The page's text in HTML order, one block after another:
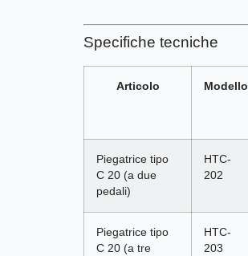
Specifiche tecniche
Articolo Modello
Piegatrice tipo
C 20 (a due
pedali)
HTC-
202
Piegatrice tipo
C 20 (a tre
HTC-
203